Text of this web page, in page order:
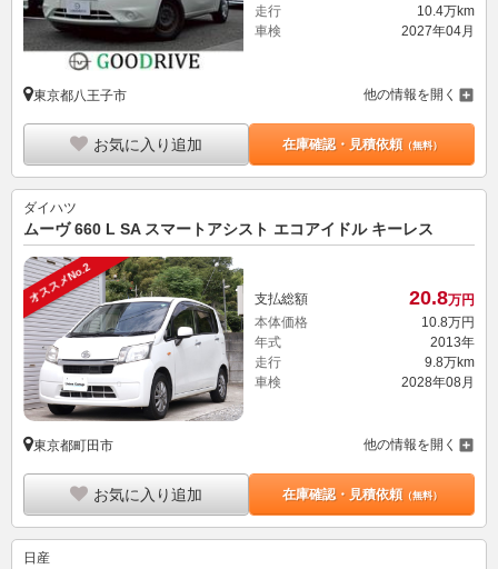
走行
10.4万km
車検
2027年04月
東京都八王子市 他の情報を開く
お気に入り追加 在庫確認・見積依頼（無料）
ダイハツ
ムーヴ 660 L SA スマートアシスト エコアイドル キーレス
オススメNo.2 支払総額 20.8万円
本体価格
10. 8万円
年式
2013年
走行
9.8万km
車検
2028年08月
東京都町田市 他の情報を開く
お気に入り追加 在庫確認・見積依頼（無料）
日産